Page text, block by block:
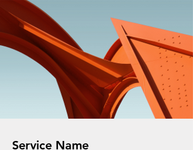
Service Name